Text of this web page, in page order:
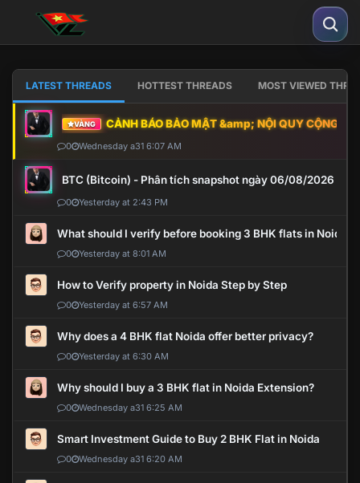
LATEST THREADS HOTTEST THREADS MOST VIEWED
VÀNG CẢNH BÁO BẢO MẬT &amp; NỘI QUY CỘNG
0 Wednesday a31 6:07 AM
BTC (Bitcoin) - Phân tích snapshot ngày 06/08/2026
0 Yesterday at 2:43 PM
What should I verify before booking 3 BHK flats in Noida?
0 Yesterday at 8:01 AM
How to Verify property in Noida Step by Step
0 Yesterday at 6:57 AM
Why does a 4 BHK flat Noida offer better privacy?
0 Yesterday at 6:30 AM
Why should I buy a 3 BHK flat in Noida Extension?
0 Wednesday a31 6:25 AM
Smart Investment Guide to Buy 2 BHK Flat in Noida
0 Wednesday a31 6:20 AM